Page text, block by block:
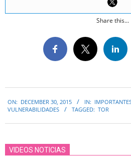
Share this...
12-
ON: DECEMBER 30, 2015 IN:
VULNERABILIDADES
TAGGED: TOR
VIDEOS NOTICIAS